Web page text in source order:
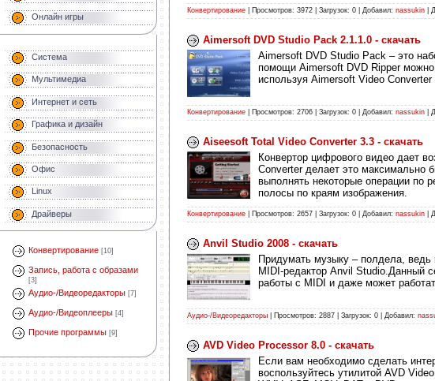
Онлайн игры
Система
Мультимедиа
Интернет и сеть
Графика и дизайн
Безопасность
Офис
Linux
Драйверы
Конвертирование [10]
Запись, работа с образами
[3]
Аудио-/Видеоредакторы [7]
Аудио-/Видеоплееры [4]
Прочие программы [9]
Конвертирование | Просмотров: 3972 | Загрузок: 0 | Добавил: nassukin |
Aimersoft DVD Studio Pack 2.1.1.0 - скачать
Aimersoft DVD Studio Pack – это
помощи Aimersoft DVD Ripper
используя Aimersoft Video
Конвертирование | Просмотров: 2706 | Загрузок: 0 | Добавил: nassukin |
Aiseesoft Total Video Converter 3.3 - скачать
Конвертор цифрового видео дает
Converter делает это максимально
выполнять некоторые операции по
полосы по краям изображения.
Конвертирование | Просмотров: 2657 | Загрузок: 0 | Добавил: nassukin |
Anvil Studio 2008 - скачать
Придумать музыку – полдела, ведь
MIDI-редактор Anvil Studio.Данный
работы с MIDI и даже может
Аудио-/Видеоредакторы | Просмотров: 2887 | Загрузок: 0 | Добавил:
AVD Video Processor 8.0 - скачать
Если вам необходимо сделать
воспользуйтесь утилитой AVD